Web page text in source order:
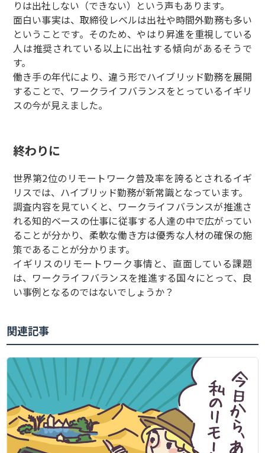
りは出社しない（できない）という声もあります。
面白い事実は、取締役レベルは出社や時間外勤務も多い
ということです。そのため、やはり昇進を重視している
人は推奨されている以上に出社する傾向があるそうで
す。
働き手の年代により、違う形でハイブリッド勤務を展開
することで、ワークライフバランスをとっているイギリ
スの今が見えました。
終わりに
世界第2位のリモートワーク普及率を誇るとされるイギ
リスでは、ハイブリッド勤務が新常識となっています。
調査内容を見ていくと、ワークライフバランスが推進さ
れる知的ベースの仕事に従事する人達の中で広がってい
ることが分かり、柔軟な働き方は優秀な人材の確保の施
策であることが分かります。
イギリスのリモートワーク事情と、直面している課題
は、ワークライフバランスを推進する国々にとって、良
い事例となるのではないでしょうか？
関連記事